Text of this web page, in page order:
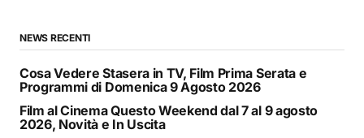
NEWS RECENTI
Cosa Vedere Stasera in TV, Film Prima Serata e
Programmi di Domenica 9 Agosto 2026
Film al Cinema Questo Weekend dal 7 al 9 agosto
2026, Novità e In Uscita